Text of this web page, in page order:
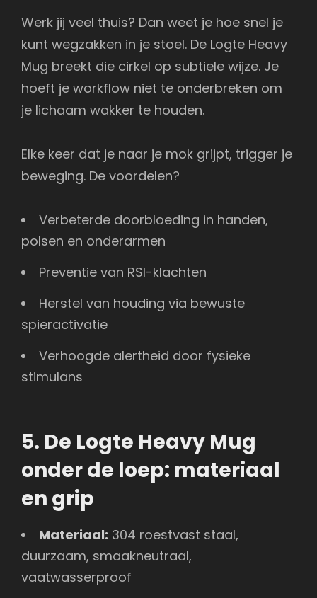
Werk jij veel thuis? Dan weet je hoe snel je
kunt wegzakken in je stoel. De Logte Heavy
Mug breekt die cirkel op subtiele wijze. Je
hoeft je workflow niet te onderbreken om
je lichaam wakker te houden.
Elke keer dat je naar je mok grijpt, trigger je
beweging. De voordelen?
Verbeterde doorbloeding in handen,
polsen en onderarmen
Preventie van RSI-klachten
Herstel van houding via bewuste
spieractivatie
Verhoogde alertheid door fysieke
stimulans
5. De Logte Heavy Mug
onder de loep: materiaal
en grip
Materiaal: 304 roestvast staal,
duurzaam, smaakneutraal,
vaatwasserproof